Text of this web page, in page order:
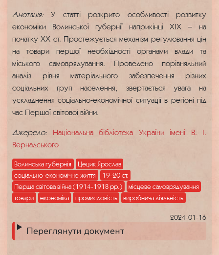
Анотація:У статті розкрито особливості розвитку
економіки Волинської губернії наприкінці ХІХ – на
початку ХХ ст. Простежується механізм регулювання цін
на товари першої необхідності органами влади та
міського самоврядування. Проведено порівняльний
аналіз рівня матеріального забезпечення різних
соціальних груп населення, звертається увага на
ускладнення соціально-економічної ситуації в регіоні під
час Першої світової війни.
Джерело:
Національна бібліотека України імені В. І.
Вернадського
Волинська губернія
Цецик Ярослав
соціально-економічне життя
19-20 ст.
Перша світова війна (1914-1918 рр.)
місцеве самоврядування
товари
економіка промисловість виробнича діяльність
2024-01-16
Переглянути документ